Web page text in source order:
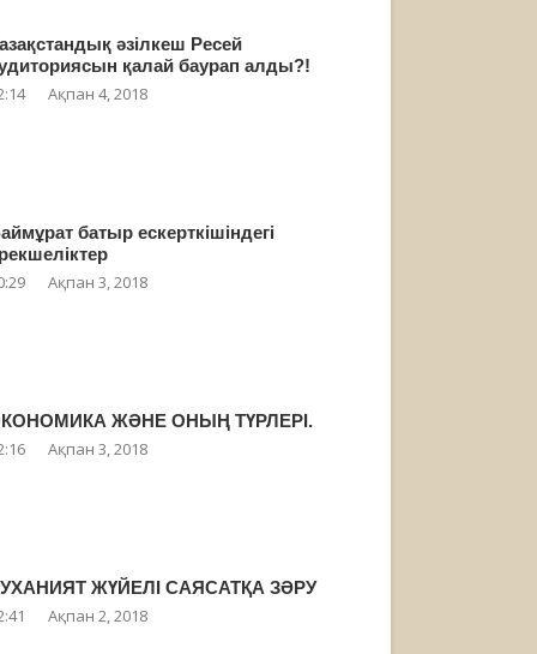
әзілкеш Ресей
қалай баурап алды?!
Ақпан 4, 2018
батыр ескерткішіндегі
Ақпан 3, 2018
ЖӘНЕ ОНЫҢ ТҮРЛЕРІ.
Ақпан 3, 2018
ЖҮЙЕЛІ САЯСАТҚА ЗӘРУ
Ақпан 2, 2018